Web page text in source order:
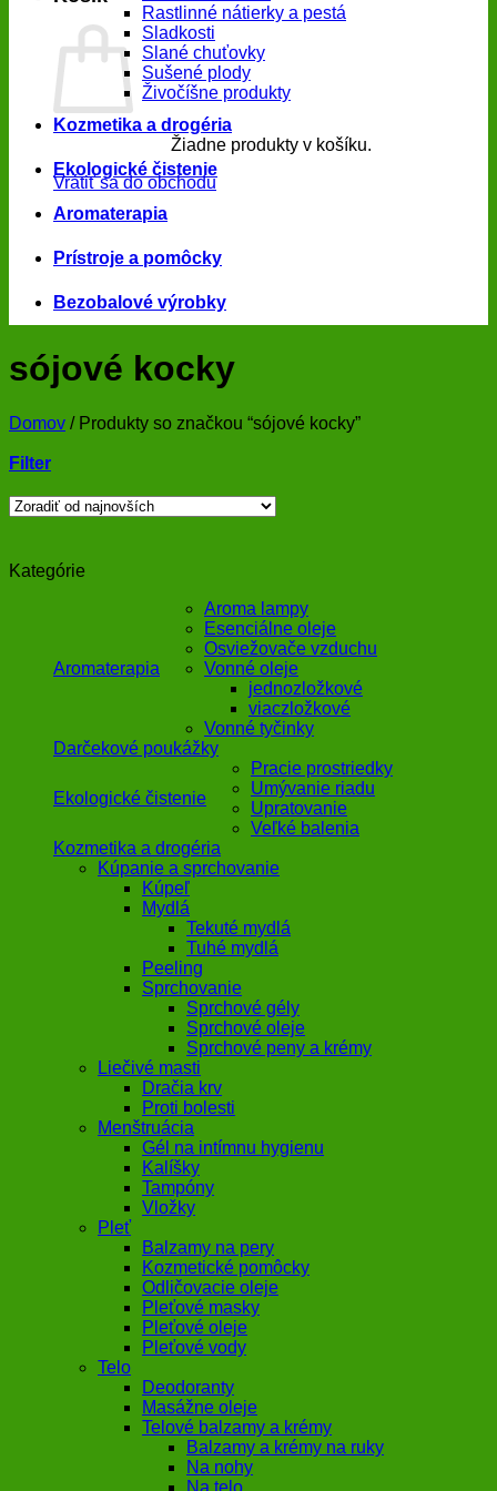
Žiadne produkty v košíku.
Vrátiť sa do obchodu
Rastlinné nátierky a pestá
Sladkosti
Slané chuťovky
Sušené plody
Živočíšne produkty
Kozmetika a drogéria
Ekologické čistenie
Aromaterapia
Prístroje a pomôcky
Bezobalové výrobky
sójové kocky
Domov /Produkty so značkou “sójové kocky”
Filter
Kategórie
Aromaterapia
Aroma lampy
Esenciálne oleje
Osviežovače vzduchu
Vonné oleje
jednozložkové
viaczložkové
Vonné tyčinky
Darčekové poukážky
Ekologické čistenie
Pracie prostriedky
Umývanie riadu
Upratovanie
Veľké balenia
Kozmetika a drogéria
Kúpanie a sprchovanie
Kúpeľ
Mydlá
Tekuté mydlá
Tuhé mydlá
Peeling
Sprchovanie
Sprchové gély
Sprchové oleje
Sprchové peny a krémy
Liečivé masti
Dračia krv
Proti bolesti
Menštruácia
Gél na intímnu hygienu
Kalíšky
Tampóny
Vložky
Pleť
Balzamy na pery
Kozmetické pomôcky
Odličovacie oleje
Pleťové masky
Pleťové oleje
Pleťové vody
Telo
Deodoranty
Masážne oleje
Telové balzamy a krémy
Balzamy a krémy na ruky
Na nohy
Na telo